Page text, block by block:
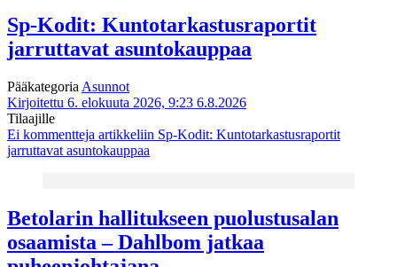
Sp-Kodit: Kuntotarkastusraportit
jarruttavat asuntokauppaa
Pääkategoria Asunnot
Kirjoitettu 6. elokuuta 2026, 9:23 6.8.2026
Tilaajille
Ei kommentteja artikkeliin Sp-Kodit: Kuntotarkastusraportit
jarruttavat asuntokauppaa
Betolarin hallitukseen puolustusalan
osaamista – Dahlbom jatkaa